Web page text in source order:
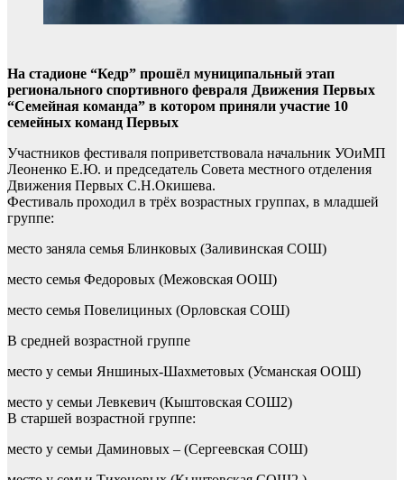
На стадионе “Кедр” прошёл муниципальный этап
регионального спортивного февраля Движения Первых
“Семейная команда” в котором приняли участие 10
семейных команд Первых
Участников фестиваля поприветствовала начальник УОиМП
Леоненко Е.Ю. и председатель Совета местного отделения
Движения Первых С.Н.Окишева.
Фестиваль проходил в трёх возрастных группах, в младшей
группе:
место заняла семья Блинковых (Заливинская СОШ)
место семья Федоровых (Межовская ООШ)
место семья Повелициных (Орловская СОШ)
В средней возрастной группе
место у семьи Яншиных-Шахметовых (Усманская ООШ)
место у семьи Левкевич (Кыштовская СОШ2)
В старшей возрастной группе:
место у семьи Даминовых – (Сергеевская СОШ)